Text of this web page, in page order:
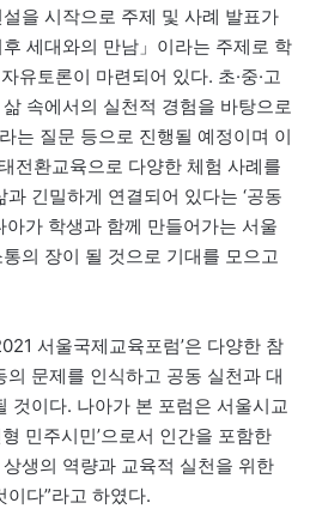
을 시작으로 주제 및 사례 발표가
세대와의 만남」이라는 주제로 학
유토론이 마련되어 있다. 초·중·고
속에서의 실천적 경험을 바탕으로
는 질문 등으로 진행될 예정이며 이
전환교육으로 다양한 체험 사례를
긴밀하게 연결되어 있다는 ‘공동
아가 학생과 함께 만들어가는 서울
의 장이 될 것으로 기대를 모으고
서울국제교육포럼’은 다양한 참
문제를 인식하고 공동 실천과 대
것이다. 나아가 본 포럼은 서울시교
민주시민’으로서 인간을 포함한
생의 역량과 교육적 실천을 위한
다”라고 하였다.